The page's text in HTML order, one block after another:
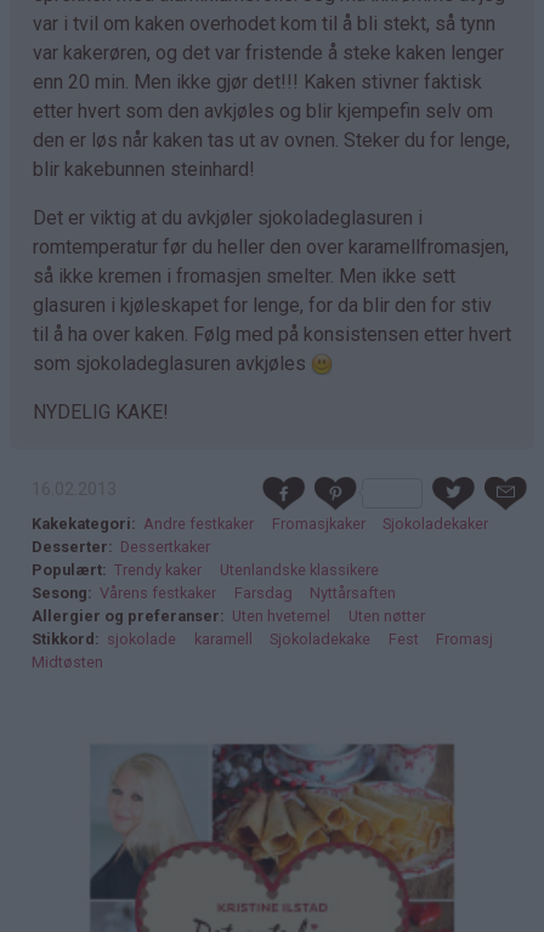
var i tvil om kaken overhodet kom til å bli stekt, så tynn
var kakerøren, og det var fristende å steke kaken lenger
enn 20 min. Men ikke gjør det!!! Kaken stivner faktisk
etter hvert som den avkjøles og blir kjempefin selv om
den er løs når kaken tas ut av ovnen. Steker du for lenge,
blir kakebunnen steinhard!
Det er viktig at du avkjøler sjokoladeglasuren i
romtemperatur før du heller den over karamellfromasjen,
så ikke kremen i fromasjen smelter. Men ikke sett
glasuren i kjøleskapet for lenge, for da blir den for stiv
til å ha over kaken. Følg med på konsistensen etter hvert
som sjokoladeglasuren avkjøles
NYDELIG KAKE!
Kakekategori Andre festkaker Fromasjkaker
Sjokoladekaker
Desserter
Dessertkaker
Populært
Trendy kaker
Utenlandske klassikere
Sesong
Vårens festkaker Farsdag
Nyttårsaften
Allergier og preferanser
Uten hvetemel
Uten nøtter
Stikkord
sjokolade karamell Sjokoladekake Fest
Fromasj
Midtøsten